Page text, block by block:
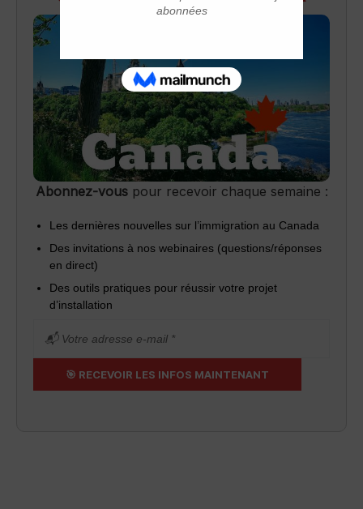
Abonnez-vouspour recevoir chaque semaine :
Les dernières nouvelles sur l’immigration au Canada
Des invitations à nos webinaires (questions/réponses
en direct)
Des outils pratiques pour réussir votre projet
d’installation